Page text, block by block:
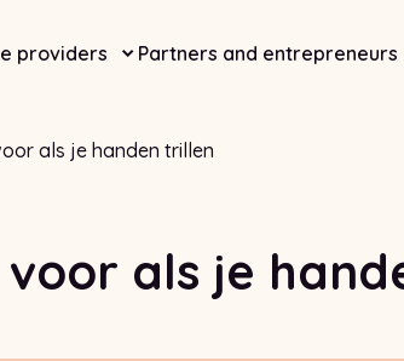
providers Partners and entrepreneurs
als je handen trillen
als je